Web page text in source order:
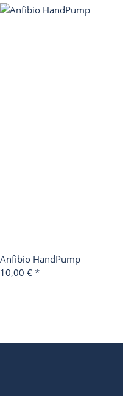
Anfibio HandPump
10,00 € *